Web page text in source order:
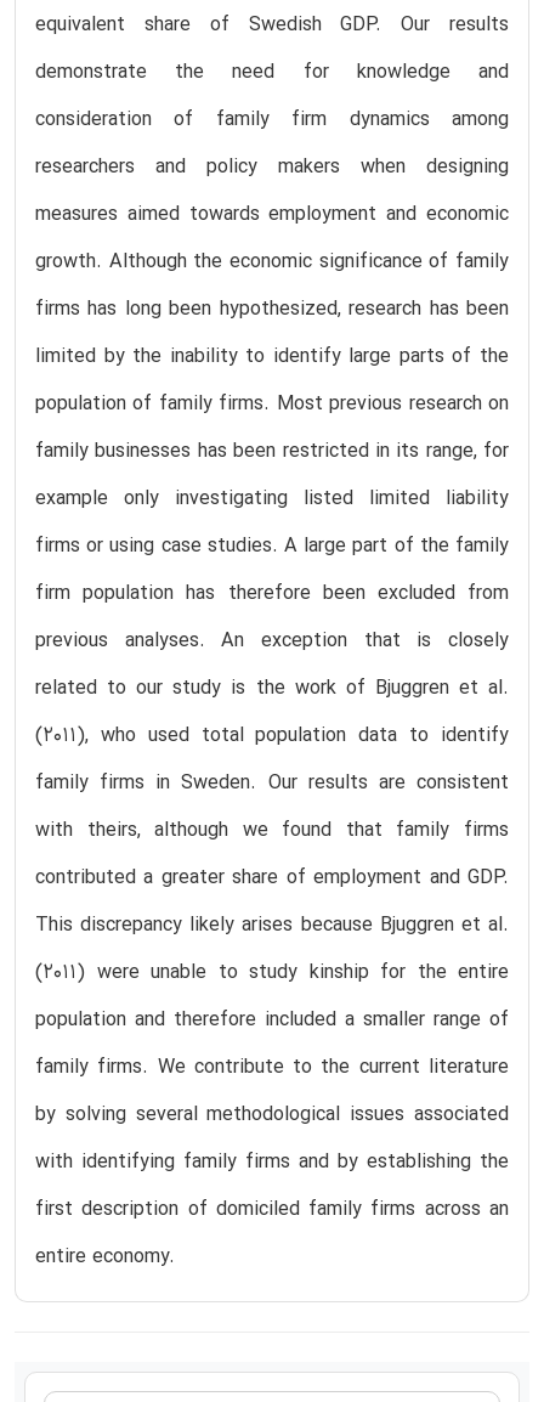
equivalent share of Swedish GDP. Our results
demonstrate the need for knowledge and
consideration of family firm dynamics among
researchers and policy makers when designing
measures aimed towards employment and economic
growth. Although the economic significance of family
firms has long been hypothesized, research has been
limited by the inability to identify large parts of the
population of family firms. Most previous research on
family businesses has been restricted in its range, for
example only investigating listed limited liability
firms or using case studies. A large part of the family
firm population has therefore been excluded from
previous analyses. An exception that is closely
related to our study is the work of Bjuggren et al.
(2011), who used total population data to identify
family firms in Sweden. Our results are consistent
with theirs, although we found that family firms
contributed a greater share of employment and GDP.
This discrepancy likely arises because Bjuggren et al.
(2011) were unable to study kinship for the entire
population and therefore included a smaller range of
family firms. We contribute to the current literature
by solving several methodological issues associated
with identifying family firms and by establishing the
first description of domiciled family firms across an
entire economy.